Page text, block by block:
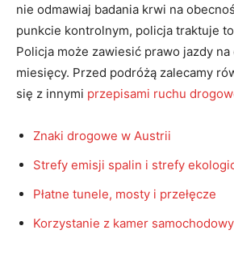
nie odmawiaj badania krwi na
punkcie kontrolnym, policja traktuje
Policja może zawiesić prawo jazdy
miesięcy. Przed podróżą zalecamy
się z innymi przepisami ruchu
Znaki drogowe w Austrii
Strefy emisji spalin i strefy
Płatne tunele, mosty i przełęcze
Korzystanie z kamer